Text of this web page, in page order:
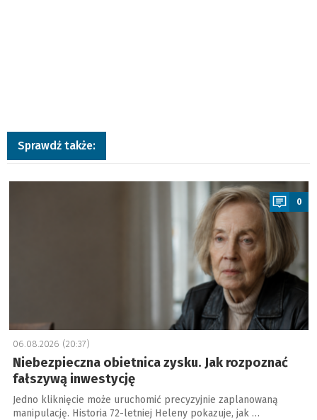
Sprawdź także:
a
0
06.08.2026 (20:37)
Niebezpieczna obietnica zysku. Jak rozpoznać
fałszywą inwestycję
Jedno kliknięcie może uruchomić precyzyjnie zaplanowaną
manipulację. Historia 72-letniej Heleny pokazuje, jak …